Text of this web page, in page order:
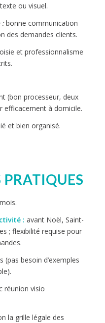
ou visuel.
:bonne communication
des demandes clients.
et professionnalisme
(bon processeur, deux
efficacement à domicile.
et bien organisé.
: avant Noël, Saint-
; flexibilité requise pour
(pas besoin d’exemples
réunion visio
la grille légale des